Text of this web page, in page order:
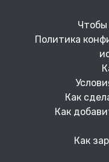
Чтобы
Политика
Как
Как
Как